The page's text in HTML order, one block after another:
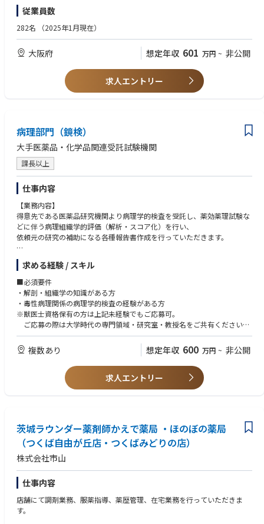
【事例2：BtoB】
「食の楽しさ」を諦めない。超高齢化社会のインフラを創る『元気ごは
ん』 高齢者施設における「食べきれずに体重が落ちてしまう」 という深
刻なペインに対し、私たちは「少量高栄養」の食事モデルを開発しまし
た。単に栄養を詰め込むのではなく、Oisixのアセットを活かした「確かな
味」と「五感で楽しむ見た目の美しさ」に徹底的にこだわり、いつまでも
食を歓びとして感じられる体験を提供。施設の人手不足解消というBtoBの
課題をクリアしながら、シニアのQOL（生活の質）を劇的に高める、当社
■記事
〇わずか１年で累計販売食数が70万食を突破！── 急成長中を遂げる
『デリOisix』の立ち上げの裏側
https://recruit.oisix.co.jp/oidig/5868/
〇食を通じて、がんと共に生きる方々を支えたい。『ヘルスケア Kit コー
ス』に込めた想いとは？
https://recruit.oisix.co.jp/oidig/4509/
〇お客様の期待を超えた価値を届けるために。オイシックス・ラ・大地
流、新規事業の育て方
https://recruit.oisix.co.jp/oidig/1095/
■YouTube
〇oisix流愛され続ける商品の創り方
https://www.youtube.com/watch?v=H24hcq_JDNc
・服薬指導、薬歴管理、処方監査等、薬剤師業務全般
・利用者様宅、居室への訪問服薬指導
・医師、看護師等との連携による在宅医療の提供
・薬剤管理、在庫管理
従業員数
282名 （2025年1月現在）
大阪府 想定年収 601 万円 ~ 非公開
求人エントリー
病理部門（鏡検）
大手医薬品・化学品関連受託試験機関
課長以上
仕事内容
【業務内容】
得意先である医薬品研究機関より病理学的検査を受託し、薬効薬理試験な
どに伴う病理組織学的評価（解析・スコア化）を行い、
依頼元の研究の補助になる各種報告書作成を行っていただきます。
医薬品や医療用具関連以外にも、アカデミアを含めて医学、歯学関係の学
術研究用や学会発表用などにおける病理組織学的評価（鏡検）も行いま
す。
求める経験 / スキル
■必須要件
・解剖・組織学の知識がある方
・毒性病理関係の病理学的検査の経験がある方
※獣医士資格保有の方は上記未経験でもご応募可。
ご応募の際は大学時代の専門領域・研究室・教授名をご共有ください
■歓迎要件
・鏡検のご経験者
・病理学の総論程度の知識のある方
複数あり 想定年収 600 万円 ~ 非公開
求人エントリー
茨城ラウンダー薬剤師かえで薬局 ・ほのぼの薬局
（つくば自由が丘店・つくばみどりの店）
株式会社市山
仕事内容
店舗にて調剤業務、服薬指導、薬歴管理、在宅業務を行っていただきま
す。